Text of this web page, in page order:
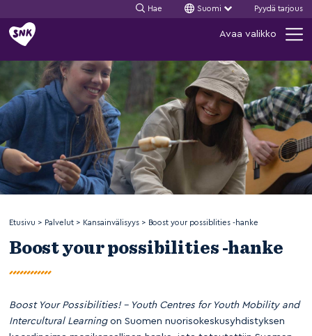
Siirry
sisältöön
Hae Suomi Pyydä tarjous
Avaa valikko
Etusivu > Palvelut> Kansainvälisyys> Boost your possiblities -hanke
Boost your possibilities -hanke
Boost Your Possibilities! – Youth Centres for Youth Mobility and
Intercultural Learningon Suomen nuorisokeskusyhdistyksen